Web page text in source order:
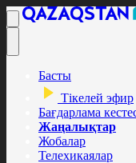
Басты
Тікелей эфир
Бағдарлама
Жаңалықтар
Жобалар
Телехикаялар